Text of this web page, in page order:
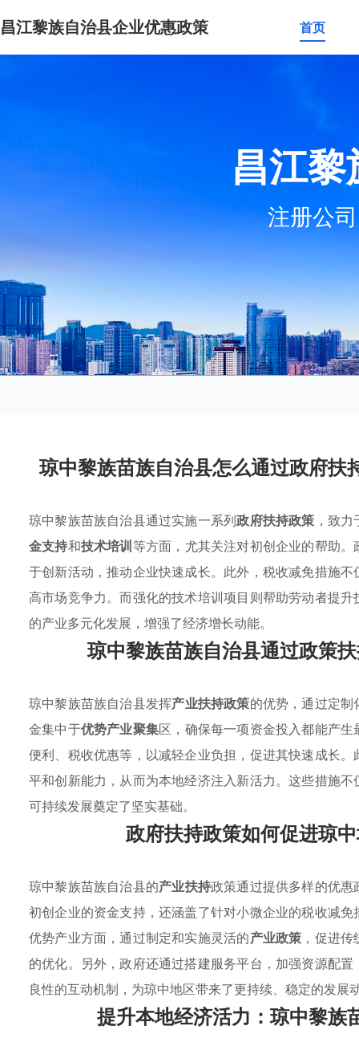
昌江黎族自治县企业优惠政策 首页
昌江
注册公
琼中黎族苗族自治县怎么通过政府
琼中黎族苗族自治县通过实施一系列政府扶持政策 ，致
金支持和技术培训等方面，尤其关注对初创企业的帮助
于创新活动，推动企业快速成长。此外，税收减免措施
高市场竞争力。而强化的技术培训项目则帮助劳动者提
的产业多元化发展，增强了经济增长动能。
琼中黎族苗族自治县通过政策
琼中黎族苗族自治县发挥产业扶持政策的优势，通过定
金集中于优势产业聚集区，确保每一项资金投入都能产
便利、税收优惠等，以减轻企业负担，促进其快速成长
平和创新能力，从而为本地经济注入新活力。这些措施
可持续发展奠定了坚实基础。
政府扶持政策如何促进琼
琼中黎族苗族自治县的产业扶持政策通过提供多样的优
初创企业的资金支持，还涵盖了针对小微企业的税收减
优势产业方面，通过制定和实施灵活的产业政策 ，促进
的优化。另外，政府还通过搭建服务平台，加强资源配
良性的互动机制，为琼中地区带来了更持续、稳定的发展
提升本地经济活力：琼中黎族